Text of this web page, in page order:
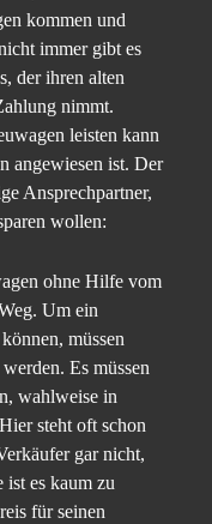
kommen und
immer gibt es
der ihren alten
nimmt.
leisten kann
angewiesen ist. Der
Ansprechpartner,
wollen:
ohne Hilfe vom
Um ein
müssen
Es müssen
wahlweise in
steht oft schon
gar nicht,
es kaum zu
für seinen